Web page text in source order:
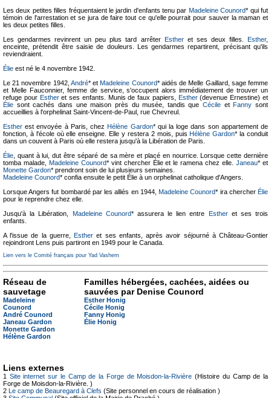
Les deux petites filles fréquentaient le jardin d'enfants tenu par Madeleine Counord* qui fut
témoin de l'arrestation et se jura de faire tout ce qu'elle pourrait pour sauver la maman et
les deux petites filles.
Les gendarmes revinrent un peu plus tard arrêter Estheret ses deux filles.Esther,
enceinte, prétendit être saisie de douleurs. Les gendarmes repartirent, précisant qu'ils
reviendraient.
Élie est né le 4 novembre 1942.
Le 21 novembre 1942, André* etMadeleine Counord* aidés de Melle Gaillard, sage femme
et Melle Fauconnier, femme de service, s'occupent alors immédiatement de trouver un
refuge pour Estheret ses enfants. Munis de faux papiers, Esther(devenue Ernestine) et
Élie sont cachés dans une maison près du musée, tandis queCécile etFanny sont
accueillies à l'orphelinat Saint-Vincent-de-Paul, rue Chevreul.
Esther est envoyée à Paris, chezHélène Gardon* qui la loge dans son appartement de
fonction, à l'école où elle enseigne. Elle y restera 2 mois, puisHélène Gardon* la conduit
dans un couvent à Paris où elle restera jusqu'à la Libération de Paris.
Élie , quant à lui, dut être séparé de sa mère et placé en nourrice. Lorsque cette dernière
tomba malade, Madeleine Counord* vint chercher Élie et le ramena chez elle.Janeau* et
Monette Gardon* prendront soin de lui plusieurs semaines.
Madeleine Counord* confia ensuite le petit Élie à un orphelinat catholique d'Angers.
Lorsque Angers fut bombardé par les alliés en 1944,Madeleine Counord* ira chercherÉlie
pour le reprendre chez elle.
Jusqu'à la Libération, Madeleine Counord* assurera le lien entre Estheret ses trois
enfants.
A l'issue de la guerre,Esther et ses enfants, après avoir séjourné à Château-Gontier
rejoindront Lens puis partiront en 1949 pour le Canada.
Lien vers le Comité français pour Yad Vashem
Réseau de
sauvetage
Madeleine
Counord
André Counord
Janeau Gardon
Monette Gardon
Hélène Gardon
Familles hébergées, cachées, aidées ou
sauvées par Denise Counord
Esther Honig
Cécile Honig
Fanny Honig
Élie Honig
Liens externes
1 Site internet sur le Camp de la Forge de Moisdon-la-Rivière (Histoire du Camp de la
Forge de Moisdon-la-Rivière. )
2 Le camp de Beauregard à Clefs (Site personnel en cours de réalisation )